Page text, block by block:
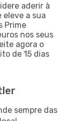
aderir à
eleve a sua
Prime
nos seus
agora o
de 15 dias
sempre das